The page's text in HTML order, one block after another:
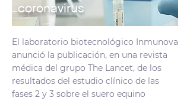
El laboratorio biotecnológico Inmunova
anunció la publicación, en una revista
médica del grupo The Lancet, de los
resultados del estudio clínico de las
fases 2 y 3 sobre el suero equino
coronavirus